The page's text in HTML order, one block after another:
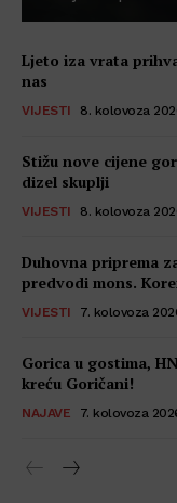
Ljeto iza vrata
nas
VIJESTI 8. kolovoza
Stižu nove cijene
dizel skuplji
VIJESTI 8. kolovoza
Duhovna priprema
predvodi mons.
VIJESTI 7. kolovoza
Gorica u gostima,
kreću Goričani!
NAJAVE 7. kolovoza